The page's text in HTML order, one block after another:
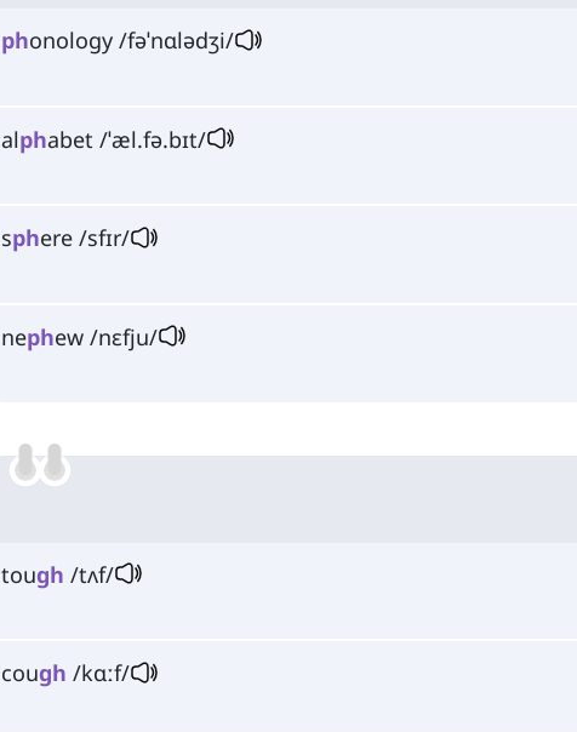
phonology /fəˈnɑlədʒi/
alphabet /ˈæl.fə.bɪt/
sphere /sfɪr/
nephew /nɛfju/
tough /tʌf/
cough /kɑːf/